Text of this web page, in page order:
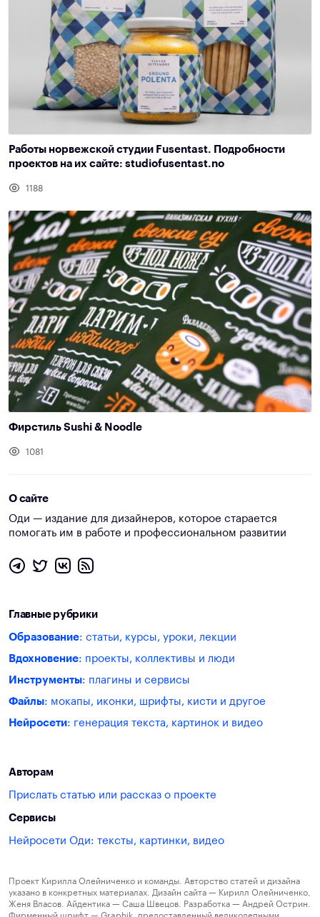
Работы норвежской студии Fusentast. Подробности
проектов на их сайте: studiofusentast.no
1188
Фирстиль Sushi & Noodle
1081
О сайте
Оди — издание для дизайнеров, которое старается
помогать им в работе и профессиональном развитии
Главные рубрики
Образование: статьи, курсы, уроки, лекции
Вдохновение: проекты, коллективы и люди
Инструменты: плагины и сервисы
Файлы: мокапы, иконки, шрифты, кисти и другое
Нейросети: генерация текста, картинок и видео
Авторам
Прислать статью или рассказ о проекте
Сервисы
Нейросети Оди: тексты, картинки, видео
Проект Кирилла Олейниченко и команды. Авторство статей и дизайна
указано в конкретных материалах. Дизайн сайта — Кирилл Олейниченко,
Женя Власов. Айдентика — Саша Швецов. Разработка — Андрей Острин.